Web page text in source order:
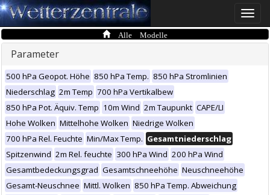
Toggle
Alle Modelle
Parameter
500 hPa Geopot. Höhe 850 hPa Temp. 850 hPa Stromlinien
Niederschlag 2m Temp 700 hPa Vertikalbew
850 hPa Pot. Äquiv. Temp 10m Wind 2m Taupunkt CAPE/LI
Hohe Wolken Mittelhohe Wolken Niedrige Wolken
700 hPa Rel. Feuchte Min/Max Temp. Gesamtniederschlag
Spitzenwind 2m Rel. feuchte 300 hPa Wind 200 hPa Wind
Gesamtbedeckungsgrad Gesamtschneehöhe Neuschneehöhe
Gesamt-Neuschnee Mittl. Wolken 850 hPa Temp. Abweichung